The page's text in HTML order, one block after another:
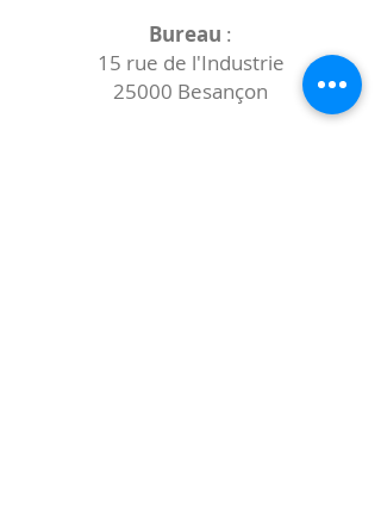
Bureau :
15 rue de l'Industrie
25000 Besançon